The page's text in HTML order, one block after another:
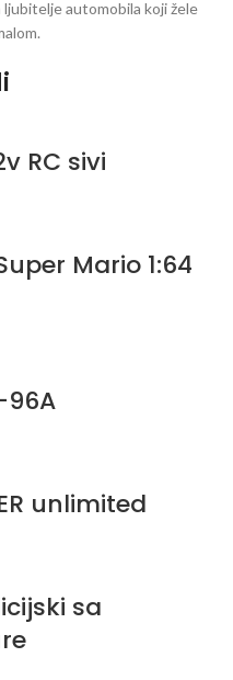
ljubitelje automobila koji žele
RC sivi
Mario 1:64
96A
unlimited
sa